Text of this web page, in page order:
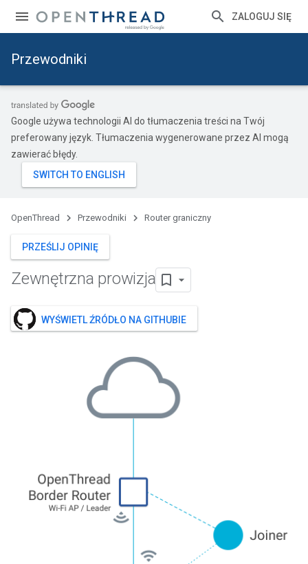
ZALOGUJ SIĘ
Przewodniki
Google używa technologii AI do tłumaczenia treści na Twój
preferowany język. Tłumaczenia wygenerowane przez AI mogą
zawierać błędy.
OpenThread Przewodniki Router graniczny
PRZEŚLIJ OPINIĘ
Zewnętrzna prowizja
WYŚWIETL ŹRÓDŁO NA GITHUBIE